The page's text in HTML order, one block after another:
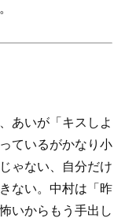
あいが「キスしよ
ているがかなり小
ゃない、自分だけ
ない。中村は「昨
いからもう手出し